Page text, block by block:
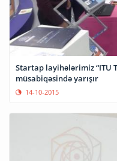
Startap layihələrimiz “ITU
müsabiqəsində yarışır
14-10-2015